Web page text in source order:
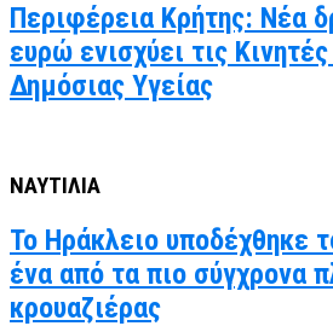
Περιφέρεια Κρήτης: Νέα
ευρώ ενισχύει τις
Δημόσιας Υγείας
ΝΑΥΤΙΛΙΑ
Το Ηράκλειο υποδέχθηκε
ένα από τα πιο σύγχρονα
κρουαζιέρας